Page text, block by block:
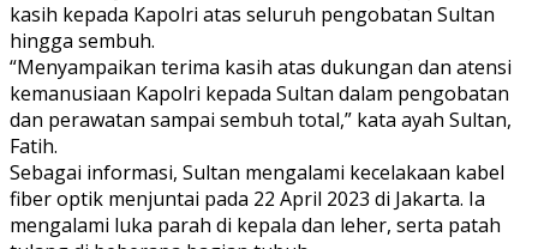
kasih kepada Kapolri atas seluruh pengobatan Sultan
hingga sembuh.
“Menyampaikan terima kasih atas dukungan dan atensi
kemanusiaan Kapolri kepada Sultan dalam pengobatan
dan perawatan sampai sembuh total,” kata ayah Sultan,
Fatih.
Sebagai informasi, Sultan mengalami kecelakaan kabel
fiber optik menjuntai pada 22 April 2023 di Jakarta. Ia
mengalami luka parah di kepala dan leher, serta patah